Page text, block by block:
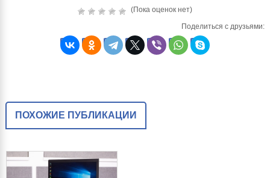
(Пока оценок нет)
Поделиться с друзьями:
ПОХОЖИЕ ПУБЛИКАЦИИ